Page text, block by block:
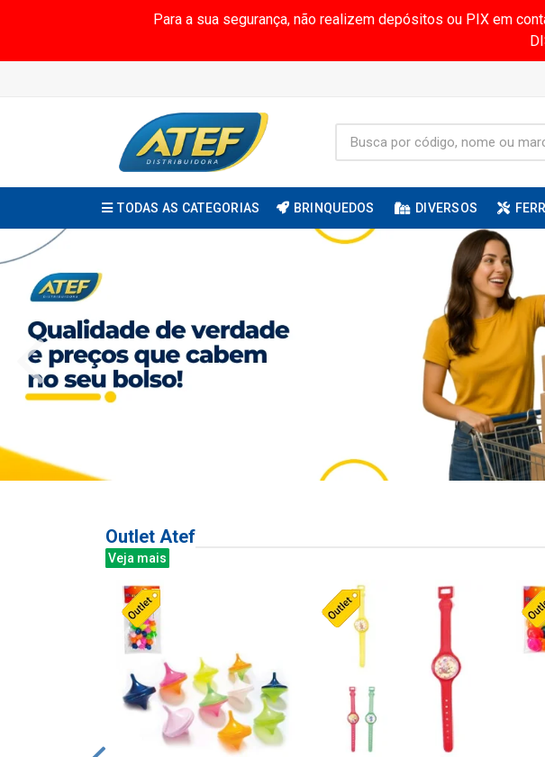
Para a sua segurança, não realizem depósitos ou PIX em
TODAS AS CATEGORIAS BRINQUEDOS DIVERSOS
Outlet Atef
Veja mais